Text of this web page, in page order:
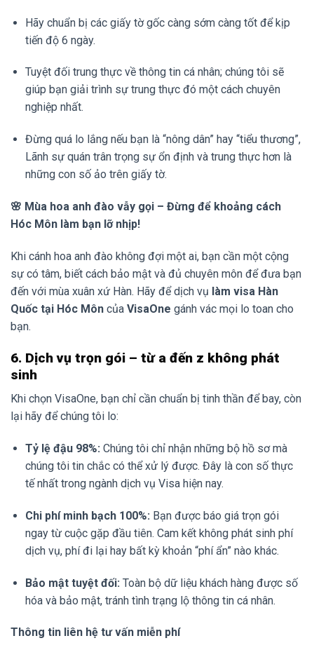
Hãy chuẩn bị các giấy tờ gốc càng sớm càng tốt để kịp
tiến độ 6 ngày.
Tuyệt đối trung thực về thông tin cá nhân; chúng tôi sẽ
giúp bạn giải trình sự trung thực đó một cách chuyên
nghiệp nhất.
Đừng quá lo lắng nếu bạn là “nông dân” hay “tiểu thương”,
Lãnh sự quán trân trọng sự ổn định và trung thực hơn là
những con số ảo trên giấy tờ.
🌸 Mùa hoa anh đào vẫy gọi – Đừng để khoảng cách
Hóc Môn làm bạn lỡ nhịp!
Khi cánh hoa anh đào không đợi một ai, bạn cần một cộng
sự có tâm, biết cách bảo mật và đủ chuyên môn để đưa bạn
đến với mùa xuân xứ Hàn. Hãy để dịch vụ làm visa Hàn
Quốc tại Hóc Môn của VisaOne gánh vác mọi lo toan cho
bạn.
6. Dịch vụ trọn gói – từ a đến z không phát
sinh
Khi chọn VisaOne, bạn chỉ cần chuẩn bị tinh thần để bay, còn
lại hãy để chúng tôi lo:
Tỷ lệ đậu 98%: Chúng tôi chỉ nhận những bộ hồ sơ mà
chúng tôi tin chắc có thể xử lý được. Đây là con số thực
tế nhất trong ngành dịch vụ Visa hiện nay.
Chi phí minh bạch 100%: Bạn được báo giá trọn gói
ngay từ cuộc gặp đầu tiên. Cam kết không phát sinh phí
dịch vụ, phí đi lại hay bất kỳ khoản “phí ẩn” nào khác.
Bảo mật tuyệt đối: Toàn bộ dữ liệu khách hàng được số
hóa và bảo mật, tránh tình trạng lộ thông tin cá nhân.
Thông tin liên hệ tư vấn miễn phí